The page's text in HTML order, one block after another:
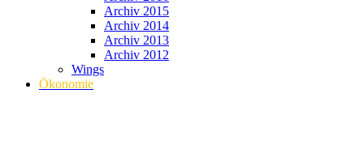
Archiv 2015
Archiv 2014
Archiv 2013
Archiv 2012
Wings
Ökonomie